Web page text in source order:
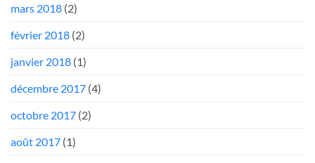
mars 2018 (2)
février 2018 (2)
janvier 2018 (1)
décembre 2017 (4)
octobre 2017 (2)
août 2017 (1)